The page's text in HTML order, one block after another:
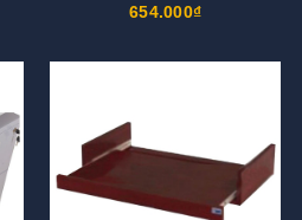
654.000₫